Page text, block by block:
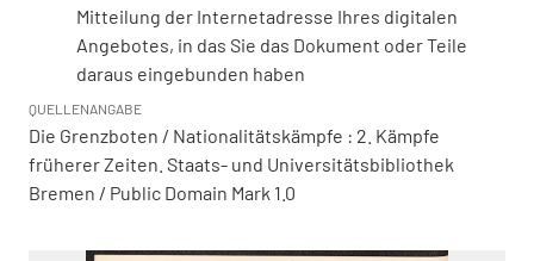
Mitteilung der Internetadresse Ihres digitalen
Angebotes, in das Sie das Dokument oder Teile
daraus eingebunden haben
QUELLENANGABE
Die Grenzboten / Nationalitätskämpfe : 2. Kämpfe
früherer Zeiten. Staats- und Universitätsbibliothek
Bremen / Public Domain Mark 1.0